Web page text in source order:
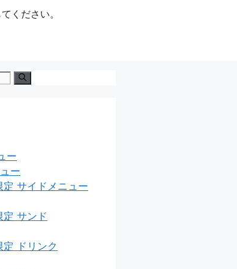
ください。
ー
ー
定 サイドメニュー
定 サンド
定 ドリンク